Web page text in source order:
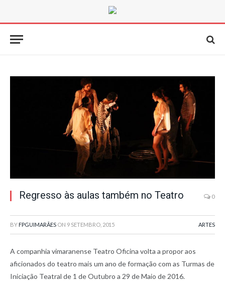
Regresso às aulas também no Teatro 0
BY FPGUIMARÃES ON 9 SETEMBRO, 2015 ARTES
A companhia vimaranense Teatro Oficina volta a propor aos
aficionados do teatro mais um ano de formação com as Turmas de
Iniciação Teatral de 1 de Outubro a 29 de Maio de 2016.